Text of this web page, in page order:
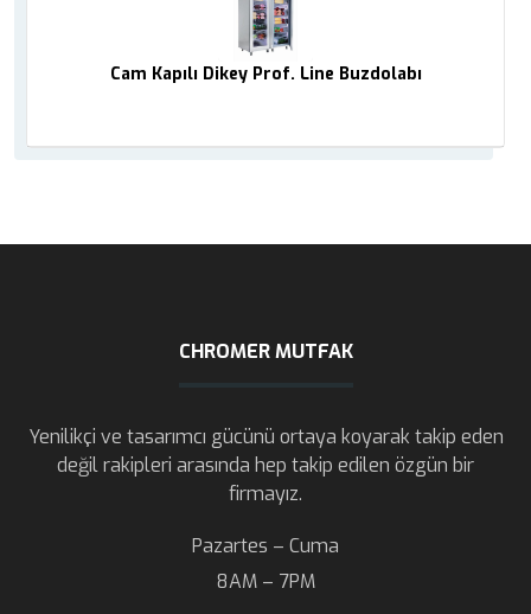
Cam Kapılı Dikey Prof. Line Buzdolabı
CHROMER MUTFAK
Yenilikçi ve tasarımcı gücünü ortaya koyarak takip eden
değil rakipleri arasında hep takip edilen özgün bir
firmayız.
Pazartes – Cuma
8AM – 7PM